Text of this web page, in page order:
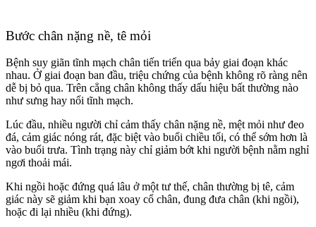
Bước chân nặng nề, tê mỏi
Bệnh suy giãn tĩnh mạch chân tiến triển qua bảy giai đoạn khác
nhau. Ở giai đoạn ban đầu, triệu chứng của bệnh không rõ ràng nên
dễ bị bỏ qua. Trên cẳng chân không thấy dấu hiệu bất thường nào
như sưng hay nổi tĩnh mạch.
Lúc đầu, nhiều người chỉ cảm thấy chân nặng nề, mệt mỏi như đeo
đá, cảm giác nóng rát, đặc biệt vào buổi chiều tối, có thể sớm hơn là
vào buổi trưa. Tình trạng này chỉ giảm bớt khi người bệnh nằm nghỉ
ngơi thoải mái.
Khi ngồi hoặc đứng quá lâu ở một tư thế, chân thường bị tê, cảm
giác này sẽ giảm khi bạn xoay cổ chân, đung đưa chân (khi ngồi),
hoặc đi lại nhiều (khi đứng).